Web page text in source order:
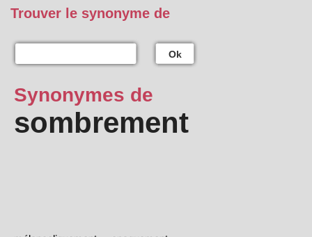
Trouver le synonyme de
Ok
Synonymes de
sombrement